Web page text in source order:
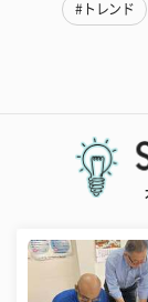
#トレンド